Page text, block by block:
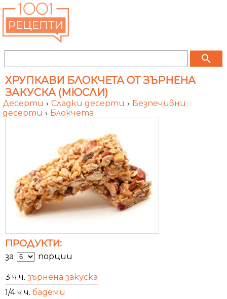
search
ХРУПКАВИ БЛОКЧЕТА ОТ ЗЪРНЕНА
ЗАКУСКА (МЮСЛИ)
Десерти › Сладки десерти › Безпечивни
десерти › Блокчета
ПРОДУКТИ:
за порции
3 ч.ч. зърнена закуска
1/4 ч.ч. бадеми